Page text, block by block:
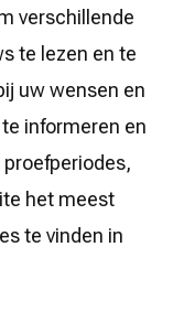
verschillende
te lezen en te
uw wensen en
informeren en
het meest
te vinden in